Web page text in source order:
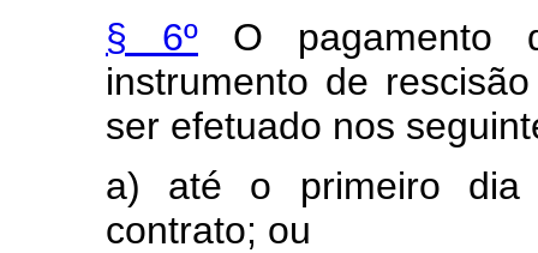
§ 6º O pagamento
instrumento de
ser efetuado nos
a) até o primeiro dia
contrato; ou